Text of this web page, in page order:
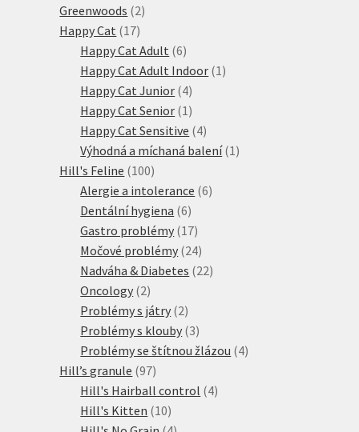
Greenwoods 22
Happy Cat 1717
produktů
Happy Cat Adult 66
produktů
Happy Cat Adult Indoor 1 1
Happy Cat Junior 44
produkty
Happy Cat Senior 1 1
produkt
Happy Cat Sensitive 44
produkty
Výhodná a míchaná balení 1 1
Hill's Feline 100100
produktů
Alergie a intolerance 66
Dentální hygiena 66
produktů
Gastro problémy 1717
produktů
Močové problémy 2424
produktů
Nadváha & Diabetes 2222
Oncology 22
produkty
Problémy s játry 22
produkty
Problémy s klouby 33
produkty
Problémy se štítnou žlázou 44
Hill’s granule 9797
produktů
Hill's Hairball control 44
Hill's Kitten 1010